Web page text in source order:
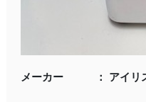
メーカー ： アイリス